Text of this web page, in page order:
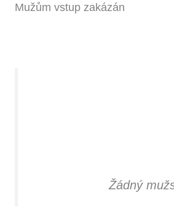
Mužům vstup zakázán
Žádný